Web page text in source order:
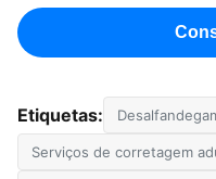
Etiquetas:
Serviços de corretagem